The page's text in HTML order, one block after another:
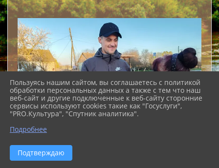
Пользуясь нашим сайтом, вы соглашаетесь с политикой
обработки персональных данных а также с тем что наш
веб-сайт и другие подключенные к веб-сайту сторонние
сервисы используют cookies такие как "Госуслуги",
"PRO.Культура", "Спутник аналитика".
Подробнее
Подтверждаю